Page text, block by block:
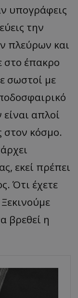
υπογράφεις
την
πλεύρων και
στο έπακρο
σωστοί με
απλοί
στον κόσμο.
εκεί πρέπει
Ότι έχετε
βρεθεί η